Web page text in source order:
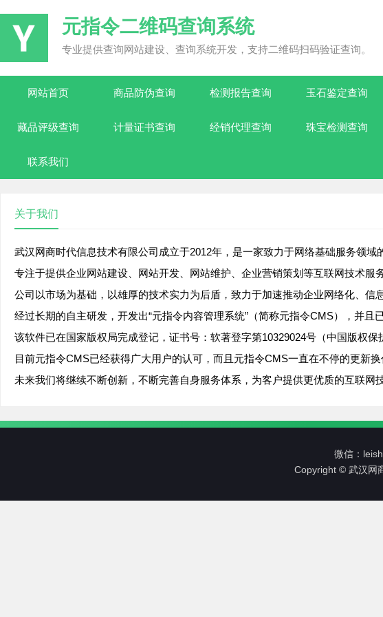
元指令二维码查询系统
专业提供查询网站建设、查询系统开发，支持二维码扫码验证查询。
网站首页 商品防伪查询 检测报告查询 玉石鉴定查询
藏品评级查询 计量证书查询 经销代理查询 珠宝检测查询
联系我们
关于我们
武汉网商时代信息技术有限公司成立于2012年，是一家致力于网络基础服务领域
专注于提供企业网站建设、网站开发、网站维护、企业营销策划等互联网技术服务
公司以市场为基础，以雄厚的技术实力为后盾，致力于加速推动企业网络化、信
经过长期的自主研发，开发出“元指令内容管理系统”（简称元指令CMS），并且
该软件已在国家版权局完成登记，证书号：软著登字第10329024号（中国版权保
目前元指令CMS已经获得广大用户的认可，而且元指令CMS一直在不停的更新换
未来我们将继续不断创新，不断完善自身服务体系，为客户提供更优质的互联网
微信：
Copyright © 武汉网